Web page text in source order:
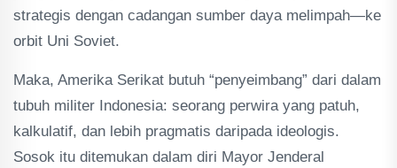
strategis dengan cadangan sumber daya melimpah—ke
orbit Uni Soviet.
Maka, Amerika Serikat butuh “penyeimbang” dari dalam
tubuh militer Indonesia: seorang perwira yang patuh,
kalkulatif, dan lebih pragmatis daripada ideologis.
Sosok itu ditemukan dalam diri Mayor Jenderal